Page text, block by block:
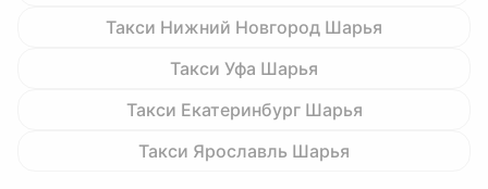
Такси Нижний Новгород Шарья
Такси Уфа Шарья
Такси Екатеринбург Шарья
Такси Ярославль Шарья